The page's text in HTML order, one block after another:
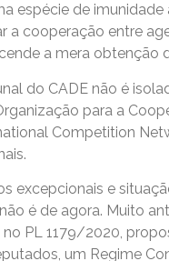
espécie de
a cooperação entre
a mera obtenção
do CADE não é
para a
Competition
excepcionais e
é de agora. Muito
no PL 1179/2020,
um Regime